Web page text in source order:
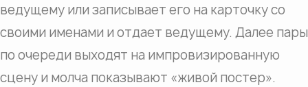
ведущему или записывает его на карточку со
своими именами и отдает ведущему. Далее пары
по очереди выходят на импровизированную
сцену и молча показывают «живой постер».